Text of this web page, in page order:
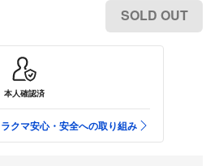
SOLD OUT
本人確認済
ラクマ安心・安全への取り組み